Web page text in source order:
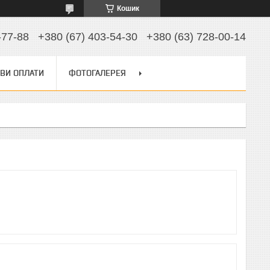
Кошик
88 +380 (67) 403-54-30 +380 (63) 728-00-14
ОПЛАТИ ФОТОГАЛЕРЕЯ